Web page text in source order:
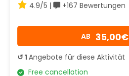
4.9/5 |
+167 Bewertungen
AB 35,00€
↺ 1Angebote für diese Aktivität
Free cancellation